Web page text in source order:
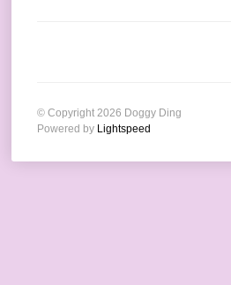
© Copyright 2026 Doggy Ding
Powered by Lightspeed